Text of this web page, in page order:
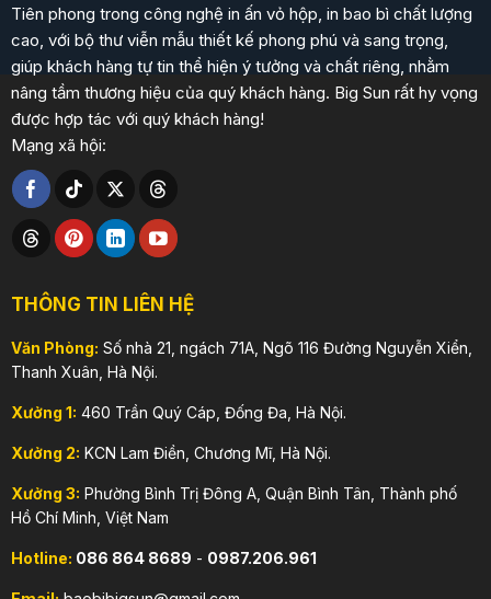
Tiên phong trong công nghệ in ấn vỏ hộp, in bao bì chất lượng
cao, với bộ thư viễn mẫu thiết kế phong phú và sang trọng,
giúp khách hàng tự tin thể hiện ý tưởng và chất riêng, nhằm
nâng tầm thương hiệu của quý khách hàng. Big Sun rất hy vọng
được hợp tác với quý khách hàng!
Mạng xã hội:
THÔNG TIN LIÊN HỆ
Văn Phòng: Số nhà 21, ngách 71A, Ngõ 116 Đường Nguyễn Xiển,
Thanh Xuân, Hà Nội.
Xưởng 1: 460 Trần Quý Cáp, Đống Đa, Hà Nội.
Xưởng 2: KCN Lam Điền, Chương Mĩ, Hà Nội.
Xưởng 3: Phường Bình Trị Đông A, Quận Bình Tân, Thành phố
Hồ Chí Minh, Việt Nam
Hotline: 086 864 8689 - 0987.206.961